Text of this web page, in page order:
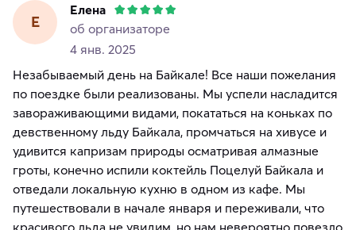
Е
Елена
об организаторе
4 янв. 2025
Незабываемый день на Байкале! Все наши пожелания
по поездке были реализованы. Мы успели насладится
завораживающими видами, покататься на коньках по
девственному льду Байкала, промчаться на хивусе и
удивится капризам природы осматривая алмазные
гроты, конечно испили коктейль Поцелуй Байкала и
отведали локальную кухню в одном из кафе. Мы
путешествовали в начале января и переживали, что
красивого льда не увидим, но нам невероятно повезло